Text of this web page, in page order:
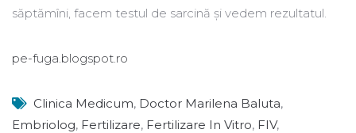
săptămîni, facem testul de sarcină şi vedem rezultatul.
pe-fuga.blogspot.ro
Clinica Medicum, Doctor Marilena Baluta,
Embriolog, Fertilizare, Fertilizare In Vitro, FIV,